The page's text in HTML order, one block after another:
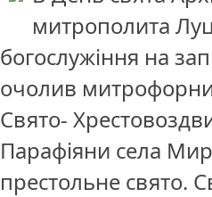
митрополита
богослужіння на
очолив
Свято-
Парафіяни села
престольне свято.